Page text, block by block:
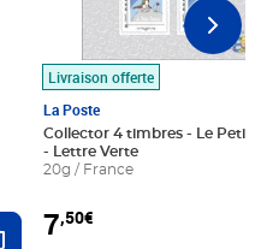
Ajouter au panier
Livraison offerte
La Poste
Collector 4 timbres - Le Petit
- Lettre Verte
20g / France
7,50€